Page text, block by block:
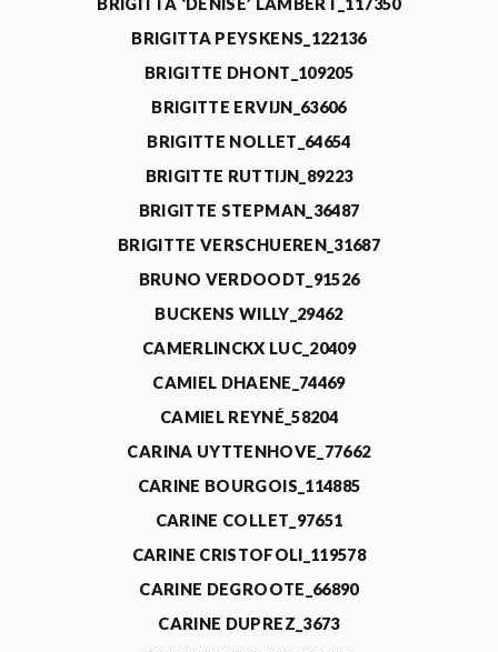
BRIGITTA ‘DENISE’ LAMBERT_117350
BRIGITTA PEYSKENS_122136
BRIGITTE DHONT_109205
BRIGITTE ERVIJN_63606
BRIGITTE NOLLET_64654
BRIGITTE RUTTIJN_89223
BRIGITTE STEPMAN_36487
BRIGITTE VERSCHUEREN_31687
BRUNO VERDOODT_91526
BUCKENS WILLY_29462
CAMERLINCKX LUC_20409
CAMIEL DHAENE_74469
CAMIEL REYNÉ_58204
CARINA UYTTENHOVE_77662
CARINE BOURGOIS_114885
CARINE COLLET_97651
CARINE CRISTOFOLI_119578
CARINE DEGROOTE_66890
CARINE DUPREZ_3673